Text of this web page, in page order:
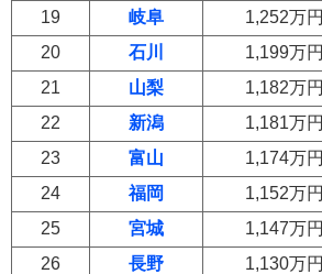
19
岐阜 1,252万円
20
石川 1,199万円
21
山梨 1,182万円
22
新潟 1,181万円
23
富山 1,174万円
24
福岡 1,152万円
25
宮城 1,147万円
26
長野 1,130万円